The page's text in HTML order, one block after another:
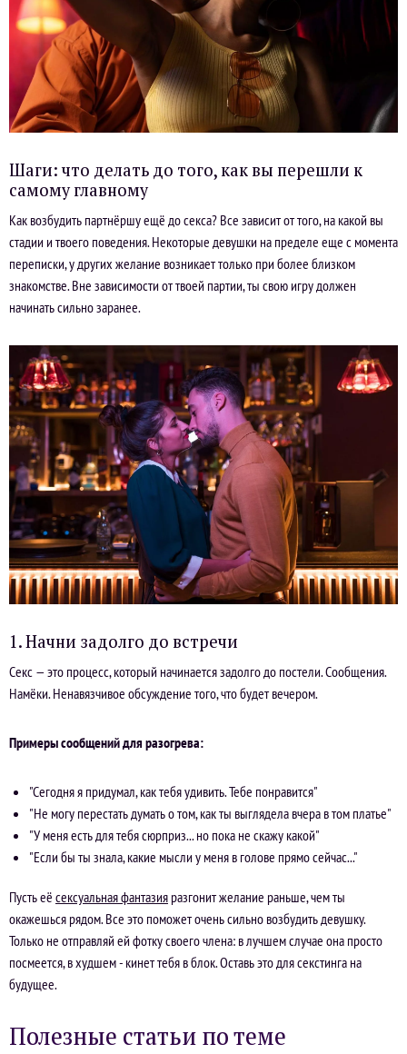
Шаги: что делать до того, как вы перешли к
самому главному
Как возбудить партнёршу ещё до секса? Все зависит от того, на какой вы
стадии и твоего поведения. Некоторые девушки на пределе еще с момента
переписки, у других желание возникает только при более близком
знакомстве. Вне зависимости от твоей партии, ты свою игру должен
начинать сильно заранее.
1. Начни задолго до встречи
Секс — это процесс, который начинается задолго до постели. Сообщения.
Намёки. Ненавязчивое обсуждение того, что будет вечером.
Примеры сообщений для разогрева:
"Сегодня я придумал, как тебя удивить. Тебе понравится"
"Не могу перестать думать о том, как ты выглядела вчера в том платье"
"У меня есть для тебя сюрприз... но пока не скажу какой"
"Если бы ты знала, какие мысли у меня в голове прямо сейчас..."
Пусть её сексуальная фантазия разгонит желание раньше, чем ты
окажешься рядом. Все это поможет очень сильно возбудить девушку.
Только не отправляй ей фотку своего члена: в лучшем случае она просто
посмеется, в худшем - кинет тебя в блок. Оставь это для секстинга на
будущее.
Полезные статьи по теме